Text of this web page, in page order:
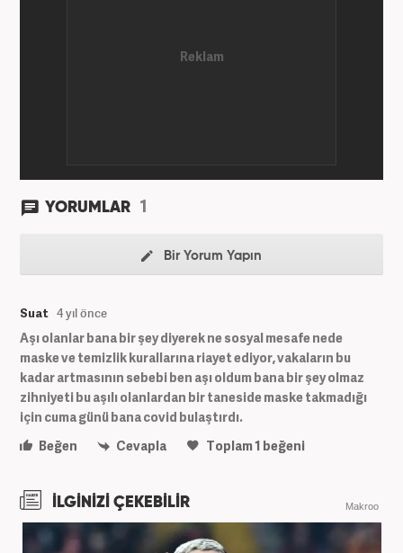
YORUMLAR 1
Bir Yorum Yapın
Suat 4 yıl önce
Aşı olanlar bana bir şey diyerek ne sosyal mesafe nede
maske ve temizlik kurallarına riayet ediyor, vakaların bu
kadar artmasının sebebi ben aşı oldum bana bir şey olmaz
zihniyeti bu aşılı olanlardan bir taneside maske takmadığı
için cuma günü bana covid bulaştırdı.
Beğen
Cevapla Toplam1 beğeni
İLGİNİZİ ÇEKEBİLİR Makroo